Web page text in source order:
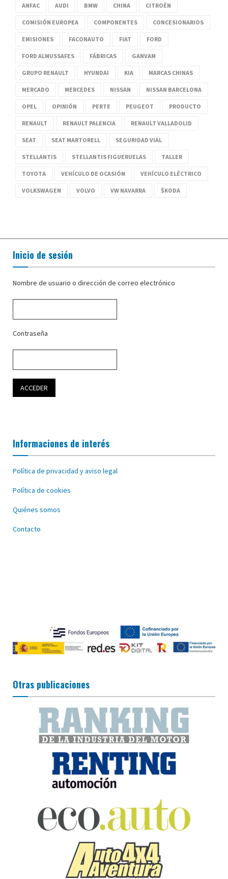
ANFAC AUDI BMW CHINA CITROËN
COMISIÓN EUROPEA COMPONENTES CONCESIONARIOS
EMISIONES FACONAUTO FIAT FORD
FORD ALMUSSAFES FÁBRICAS GANVAM
GRUPO RENAULT HYUNDAI KIA MARCAS CHINAS
MERCADO MERCEDES NISSAN NISSAN BARCELONA
OPEL OPINIÓN PERTE PEUGEOT PRODUCTO
RENAULT RENAULT PALENCIA RENAULT VALLADOLID
SEAT SEAT MARTORELL SEGURIDAD VIAL
STELLANTIS STELLANTIS FIGUERUELAS TALLER
TOYOTA VEHÍCULO DE OCASIÓN VEHÍCULO ELÉCTRICO
VOLKSWAGEN VOLVO VW NAVARRA ŠKODA
Inicio de sesión
Nombre de usuario o dirección de correo electrónico
Contraseña
Informaciones de interés
Política de privacidad y aviso legal
Política de cookies
Quiénes somos
Contacto
Otras publicaciones